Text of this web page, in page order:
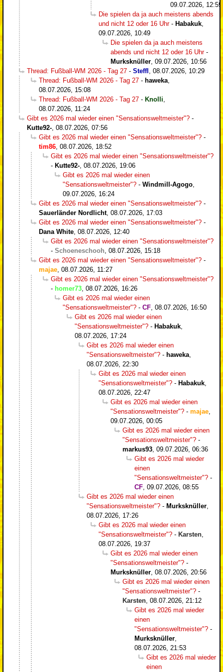
09.07.2026, 12:59
Die spielen da ja auch meistens abends
und nicht 12 oder 16 Uhr- Habakuk,
09.07.2026, 10:49
Die spielen da ja auch meistens
abends und nicht 12 oder 16 Uhr-
Murksknüller, 09.07.2026, 10:56
Thread: Fußball-WM 2026 - Tag 27 - Steffl , 08.07.2026, 10:29
Thread: Fußball-WM 2026 - Tag 27 - haweka,
08.07.2026, 15:08
Thread: Fußball-WM 2026 - Tag 27 - Knolli,
08.07.2026, 11:24
Gibt es 2026 mal wieder einen "Sensationsweltmeister"? -
Kutte92-, 08.07.2026, 07:56
Gibt es 2026 mal wieder einen "Sensationsweltmeister"? -
tim86, 08.07.2026, 18:52
Gibt es 2026 mal wieder einen "Sensationsweltmeister"?
- Kutte92-, 08.07.2026, 19:06
Gibt es 2026 mal wieder einen
"Sensationsweltmeister"? - Windmill-Agogo,
09.07.2026, 16:24
Gibt es 2026 mal wieder einen "Sensationsweltmeister"? -
Sauerländer Nordlicht, 08.07.2026, 17:03
Gibt es 2026 mal wieder einen "Sensationsweltmeister"? -
Dana White, 08.07.2026, 12:40
Gibt es 2026 mal wieder einen "Sensationsweltmeister"?
- Schoeneschooh, 08.07.2026, 15:18
Gibt es 2026 mal wieder einen "Sensationsweltmeister"? -
majae, 08.07.2026, 11:27
Gibt es 2026 mal wieder einen "Sensationsweltmeister"?
- homer73, 08.07.2026, 16:26
Gibt es 2026 mal wieder einen
"Sensationsweltmeister"? - CF, 08.07.2026, 16:50
Gibt es 2026 mal wieder einen
"Sensationsweltmeister"? - Habakuk,
08.07.2026, 17:24
Gibt es 2026 mal wieder einen
"Sensationsweltmeister"? - haweka,
08.07.2026, 22:30
Gibt es 2026 mal wieder einen
"Sensationsweltmeister"? - Habakuk,
08.07.2026, 22:47
Gibt es 2026 mal wieder einen
"Sensationsweltmeister"? - majae,
09.07.2026, 00:05
Gibt es 2026 mal wieder einen
"Sensationsweltmeister"? -
markus93, 09.07.2026, 06:36
Gibt es 2026 mal wieder
einen
"Sensationsweltmeister"? -
CF, 09.07.2026, 08:55
Gibt es 2026 mal wieder einen
"Sensationsweltmeister"? - Murksknüller,
08.07.2026, 17:26
Gibt es 2026 mal wieder einen
"Sensationsweltmeister"? - Karsten,
08.07.2026, 19:37
Gibt es 2026 mal wieder einen
"Sensationsweltmeister"? -
Murksknüller, 08.07.2026, 20:56
Gibt es 2026 mal wieder einen
"Sensationsweltmeister"? -
Karsten, 08.07.2026, 21:12
Gibt es 2026 mal wieder
einen
"Sensationsweltmeister"? -
Murksknüller,
08.07.2026, 21:53
Gibt es 2026 mal wieder
einen